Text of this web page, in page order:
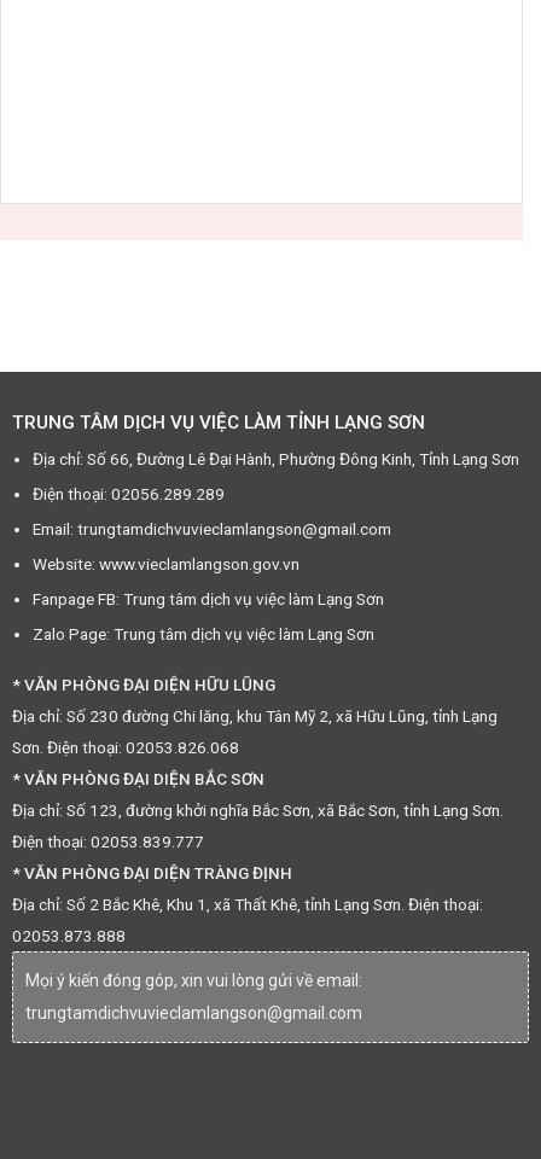
TRUNG TÂM DỊCH VỤ VIỆC LÀM TỈNH LẠNG SƠN
Địa chỉ: Số 66, Đường Lê Đại Hành, Phường Đông Kinh, Tỉnh Lạng Sơn
Điện thoại: 02056.289.289
Email: trungtamdichvuvieclamlangson@gmail.com
Website: www.vieclamlangson.gov.vn
Fanpage FB: Trung tâm dịch vụ việc làm Lạng Sơn
Zalo Page: Trung tâm dịch vụ việc làm Lạng Sơn
* VĂN PHÒNG ĐẠI DIỆN HỮU LŨNG
Địa chỉ: Số 230 đường Chi lăng, khu Tân Mỹ 2, xã Hữu Lũng, tỉnh Lạng
Sơn. Điện thoại: 02053.826.068
* VĂN PHÒNG ĐẠI DIỆN BẮC SƠN
Địa chỉ: Số 123, đường khởi nghĩa Bắc Sơn, xã Bắc Sơn, tỉnh Lạng Sơn.
Điện thoại: 02053.839.777
* VĂN PHÒNG ĐẠI DIỆN TRÀNG ĐỊNH
Địa chỉ: Số 2 Bắc Khê, Khu 1, xã Thất Khê, tỉnh Lạng Sơn. Điện thoại:
02053.873.888
Mọi ý kiến đóng góp, xin vui lòng gửi về email:
trungtamdichvuvieclamlangson@gmail.com